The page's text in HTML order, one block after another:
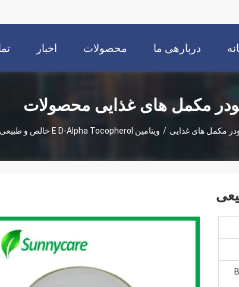
دربارهی ما محصولات اخبار
مکمل های غذایی محصولات
مکمل های غذایی / ویتامین E D-Alpha Tocopherol خالص و طبیعی